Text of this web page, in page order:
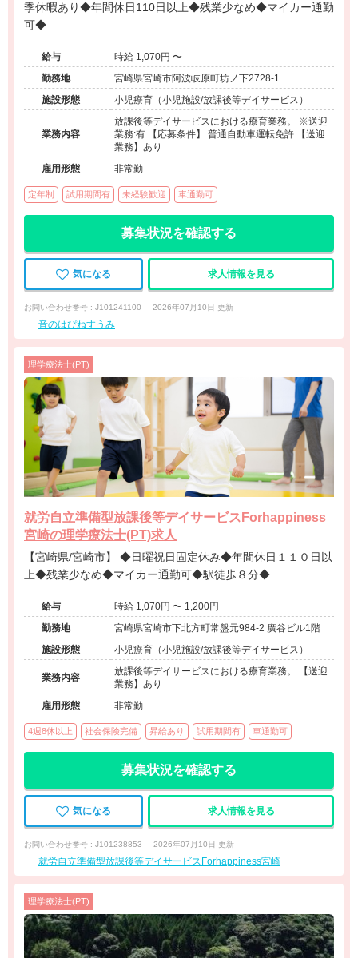
季休暇あり◆年間休日110日以上◆残業少なめ◆マイカー通勤
可◆
給与
時給 1,070円 〜
勤務地
宮崎県宮崎市阿波岐原町坊ノ下2728-1
施設形態
小児療育（小児施設/放課後等デイサービス）
業務内容
放課後等デイサービスにおける療育業務。 ※送迎
業務:有 【応募条件】 普通自動車運転免許 【送迎
業務】あり
雇用形態
非常勤
定年制 試用期間有 未経験歓迎 車通勤可
募集状況を確認する
気になる 求人情報を見る
お問い合わせ番号 : J101241100 2026年07月10日 更新
音のはぴねすうみ
理学療法士(PT)
就労自立準備型放課後等デイサービスForhappiness
宮崎の理学療法士(PT)求人
【宮崎県/宮崎市】 ◆日曜祝日固定休み◆年間休日１１０日以
上◆残業少なめ◆マイカー通勤可◆駅徒歩８分◆
給与
時給 1,070円 〜 1,200円
勤務地
宮崎県宮崎市下北方町常盤元984-2 廣谷ビル1階
施設形態
小児療育（小児施設/放課後等デイサービス）
業務内容
放課後等デイサービスにおける療育業務。 【送迎
業務】あり
雇用形態
非常勤
4週8休以上 社会保険完備 昇給あり 試用期間有 車通勤可
募集状況を確認する
気になる 求人情報を見る
お問い合わせ番号 : J101238853 2026年07月10日 更新
就労自立準備型放課後等デイサービスForhappiness宮崎
理学療法士(PT)